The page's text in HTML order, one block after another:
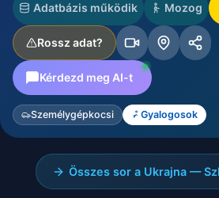
Adatbázis működik Mozog
Rossz adat?
Kérdezd meg AI-t
Személygépkocsi Gyalogosok
Összes sor a Ukrajna —